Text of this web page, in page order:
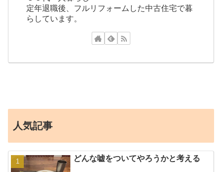
定年退職後、フルリフォームした中古住宅で暮
らしています。
人気記事
どんな嘘をついてやろうかと考える